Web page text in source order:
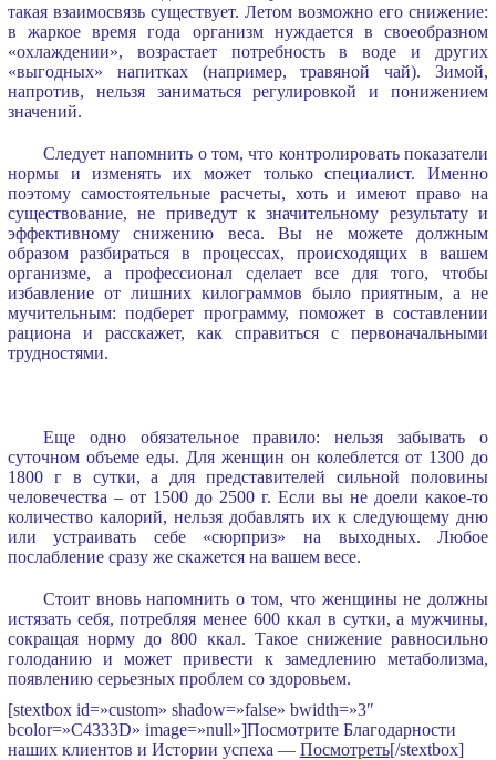
такая взаимосвязь существует. Летом возможно его снижение:
в жаркое время года организм нуждается в своеобразном
«охлаждении», возрастает потребность в воде и других
«выгодных» напитках (например, травяной чай). Зимой,
напротив, нельзя заниматься регулировкой и понижением
значений.
Следует напомнить о том, что контролировать показатели
нормы и изменять их может только специалист. Именно
поэтому самостоятельные расчеты, хоть и имеют право на
существование, не приведут к значительному результату и
эффективному снижению веса. Вы не можете должным
образом разбираться в процессах, происходящих в вашем
организме, а профессионал сделает все для того, чтобы
избавление от лишних килограммов было приятным, а не
мучительным: подберет программу, поможет в составлении
рациона и расскажет, как справиться с первоначальными
трудностями.
Еще одно обязательное правило: нельзя забывать о
суточном объеме еды. Для женщин он колеблется от 1300 до
1800 г в сутки, а для представителей сильной половины
человечества – от 1500 до 2500 г. Если вы не доели какое-то
количество калорий, нельзя добавлять их к следующему дню
или устраивать себе «сюрприз» на выходных. Любое
послабление сразу же скажется на вашем весе.
Стоит вновь напомнить о том, что женщины не должны
истязать себя, потребляя менее 600 ккал в сутки, а мужчины,
сокращая норму до 800 ккал. Такое снижение равносильно
голоданию и может привести к замедлению метаболизма,
появлению серьезных проблем со здоровьем.
[stextbox id=»custom» shadow=»false» bwidth=»3″
bcolor=»C4333D» image=»null»]Посмотрите Благодарности
наших клиентов и Истории успеха — Посмотреть[/stextbox]